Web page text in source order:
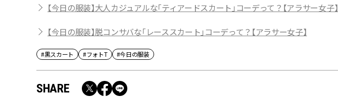
【今日の服装】大人カジュアルな「ティアードスカート」コーデって？【アラサー女子】
【今日の服装】脱コンサバな「レーススカート」コーデって？【アラサー女子】
#黒スカート #フォトT #今日の服装
SHARE